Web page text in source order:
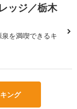
ッジ／栃木
を満喫できるキ
ング